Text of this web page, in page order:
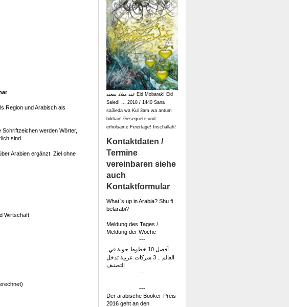
Region und Arabisch als
werden Wörter,
sind.
Arabien ergänzt. Ziel ohne
Wirtschaft
عيد ميلاد سعيد Eid Mobarak! Eid
Saied! ... 2018 / 1440 Sana
sa3ieda wa Kul 3am wa antum
bikhair! Gesegnete und
erholsame Feiertage! Inschallah!
Kontaktdaten /
Termine
vereinbaren siehe
auch
Kontaktformular
What`s up in Arabia? Shu fi
belarabi?
Meldung des Tages /
Meldung der Woche
---
أفضل 10 خطوط جوية في
العالم .. 3 شركات عربية تدخل
التصنيف
---
---
Der arabische Booker-Preis
2016 geht an den